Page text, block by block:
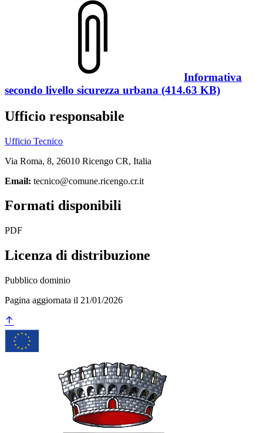
Informativa
secondo livello sicurezza urbana (414.63 KB)
Ufficio responsabile
Ufficio Tecnico
Via Roma, 8, 26010 Ricengo CR, Italia
Email: tecnico@comune.ricengo.cr.it
Formati disponibili
PDF
Licenza di distribuzione
Pubblico dominio
Pagina aggiornata il 21/01/2026